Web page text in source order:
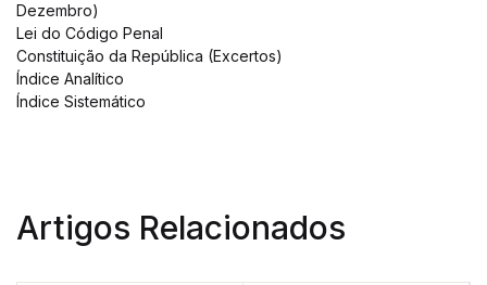
Dezembro)
Lei do Código Penal
Constituição da República (Excertos)
Índice Analítico
Índice Sistemático
Artigos Relacionados